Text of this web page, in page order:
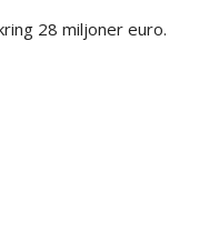
28 miljoner euro.